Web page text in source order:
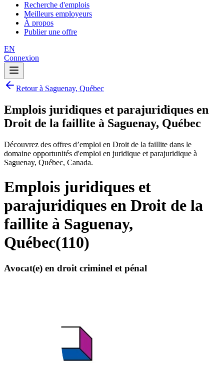
Recherche d'emplois
Meilleurs employeurs
À propos
Publier une offre
EN
Connexion
Retour à Saguenay, Québec
Emplois juridiques et parajuridiques en
Droit de la faillite à Saguenay, Québec
Découvrez des offres d’emploi en Droit de la faillite dans le
domaine opportunités d'emploi en juridique et parajuridique à
Saguenay, Québec, Canada.
Emplois juridiques et
parajuridiques en Droit de la
faillite à Saguenay,
Québec(110)
Avocat(e) en droit criminel et pénal